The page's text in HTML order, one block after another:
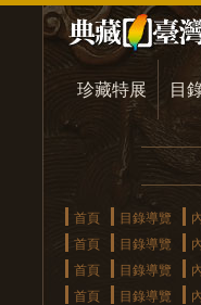
珍藏特展 目
首頁 目錄導覽
首頁
目錄導覽
首頁
目錄導覽
首頁
目錄導覽